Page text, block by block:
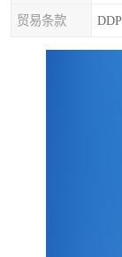
贸易条款 DDP